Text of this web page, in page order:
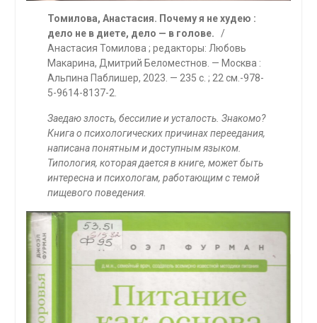
Томилова, Анастасия. Почему я не худею :
дело не в диете, дело — в голове. /
Анастасия Томилова ; редакторы: Любовь
Макарина, Дмитрий Беломестнов. — Москва :
Альпина Паблишер, 2023. — 235 с. ; 22 см.-978-
5-9614-8137-2.
Заедаю злость, бессилие и усталость. Знакомо?
Книга о психологических причинах переедания,
написана понятным и доступным языком.
Типология, которая дается в книге, может быть
интересна и психологам, работающим с темой
пищевого поведения.